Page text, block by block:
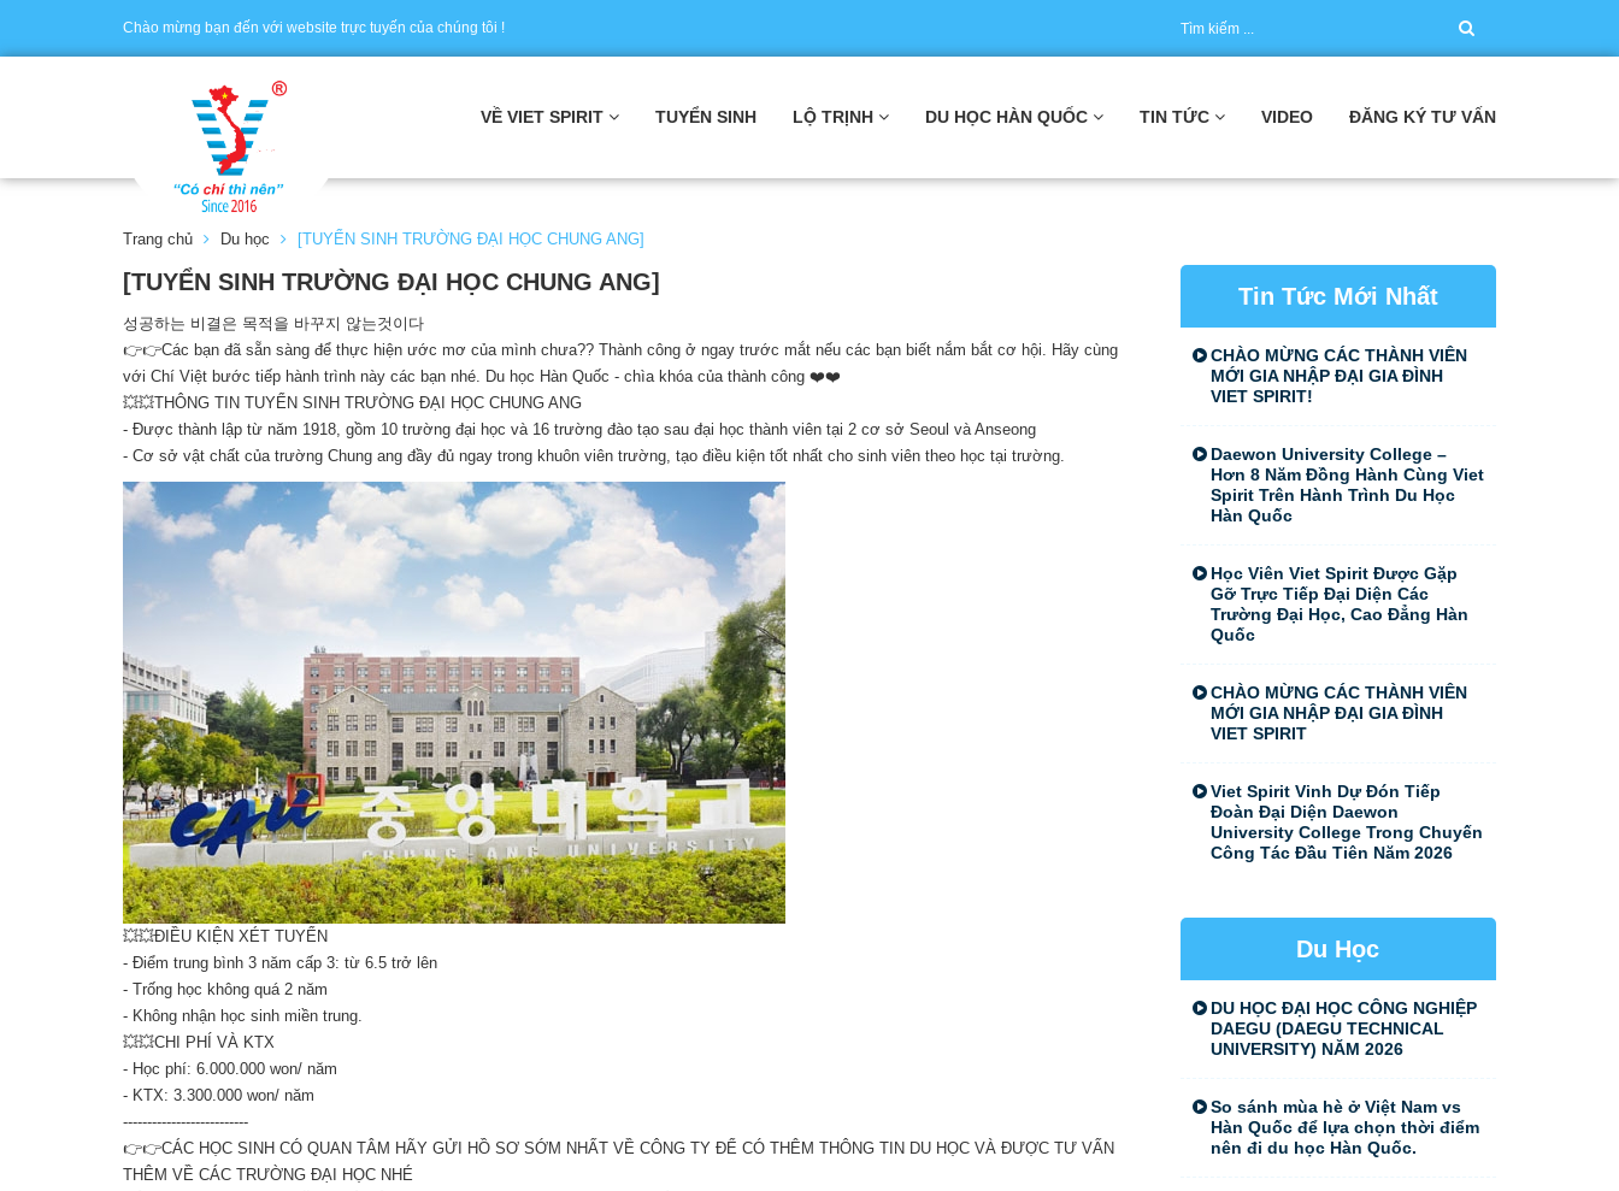
Chào mừng bạn đến với website trực tuyến của chúng tôi !
VỀ VIET SPIRIT TUYỂN SINH LỘ TRỊNH DU HỌC HÀN QUỐC TIN TỨC VIDEO ĐĂNG KÝ TƯ VẤN
Trang chủ Du học [TUYỂN SINH TRƯỜNG ĐẠI HỌC CHUNG ANG]
[TUYỂN SINH TRƯỜNG ĐẠI HỌC CHUNG ANG]
성공하는 비결은 목적을 바꾸지 않는것이다
👉👉Các bạn đã sẵn sàng để thực hiện ước mơ của mình chưa?? Thành công ở ngay trước mắt nếu các bạn biết nắm bắt cơ hội. Hãy cùng
với Chí Việt bước tiếp hành trình này các bạn nhé. Du học Hàn Quốc - chìa khóa của thành công ❤️❤️
💥💥THÔNG TIN TUYỂN SINH TRƯỜNG ĐẠI HỌC CHUNG ANG
- Được thành lập từ năm 1918, gồm 10 trường đại học và 16 trường đào tạo sau đại học thành viên tại 2 cơ sở Seoul và Anseong
- Cơ sở vật chất của trường Chung ang đầy đủ ngay trong khuôn viên trường, tạo điều kiện tốt nhất cho sinh viên theo học tại trường.
💥💥ĐIỀU KIỆN XÉT TUYỂN
- Điểm trung bình 3 năm cấp 3: từ 6.5 trở lên
- Trống học không quá 2 năm
- Không nhận học sinh miền trung.
💥💥CHI PHÍ VÀ KTX
- Học phí: 6.000.000 won/ năm
- KTX: 3.300.000 won/ năm
--------------------------
👉👉CÁC HỌC SINH CÓ QUAN TÂM HÃY GỬI HỒ SƠ SỚM NHẤT VỀ CÔNG TY ĐỂ CÓ THÊM THÔNG TIN DU HỌC VÀ ĐƯỢC TƯ VẤN
THÊM VỀ CÁC TRƯỜNG ĐẠI HỌC NHÉ
Tin Tức Mới Nhất
CHÀO MỪNG CÁC THÀNH VIÊN
MỚI GIA NHẬP ĐẠI GIA ĐÌNH
VIET SPIRIT!
Daewon University College –
Hơn 8 Năm Đồng Hành Cùng Viet
Spirit Trên Hành Trình Du Học
Hàn Quốc
Học Viên Viet Spirit Được Gặp
Gỡ Trực Tiếp Đại Diện Các
Trường Đại Học, Cao Đẳng Hàn
Quốc
CHÀO MỪNG CÁC THÀNH VIÊN
MỚI GIA NHẬP ĐẠI GIA ĐÌNH
VIET SPIRIT
Viet Spirit Vinh Dự Đón Tiếp
Đoàn Đại Diện Daewon
University College Trong Chuyến
Công Tác Đầu Tiên Năm 2026
Du Học
DU HỌC ĐẠI HỌC CÔNG NGHIỆP
DAEGU (DAEGU TECHNICAL
UNIVERSITY) NĂM 2026
So sánh mùa hè ở Việt Nam vs
Hàn Quốc để lựa chọn thời điểm
nên đi du học Hàn Quốc.